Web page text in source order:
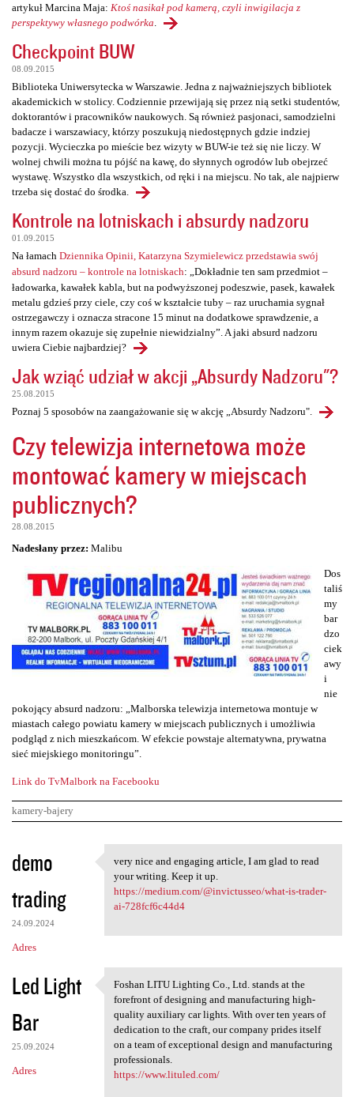
artykuł Marcina Maja: Ktoś nasikał pod kamerą, czyli inwigilacja z
perspektywy własnego podwórka
Checkpoint BUW
08.09.2015
Biblioteka Uniwersytecka w Warszawie. Jedna z najważniejszych bibliotek
akademickich w stolicy. Codziennie przewijają się przez nią setki studentów,
doktorantów i pracowników naukowych. Są również pasjonaci, samodzielni
badacze i warszawiacy, którzy poszukują niedostępnych gdzie indziej
pozycji. Wycieczka po mieście bez wizyty w BUW-ie też się nie liczy. W
wolnej chwili można tu pójść na kawę, do słynnych ogrodów lub obejrzeć
wystawę. Wszystko dla wszystkich, od ręki i na miejscu. No tak, ale najpierw
trzeba się dostać do środka.
Kontrole na lotniskach i absurdy nadzoru
01.09.2015
Na łamach Dziennika Opinii, Katarzyna Szymielewicz przedstawia swój
absurd nadzoru – kontrole na lotniskach: „Dokładnie ten sam przedmiot –
ładowarka, kawałek kabla, but na podwyższonej podeszwie, pasek, kawałek
metalu gdzieś przy ciele, czy coś w kształcie tuby – raz uruchamia sygnał
ostrzegawczy i oznacza stracone 15 minut na dodatkowe sprawdzenie, a
innym razem okazuje się zupełnie niewidzialny”. A jaki absurd nadzoru
uwiera Ciebie najbardziej?
Jak wziąć udział w akcji „Absurdy Nadzoru"?
25.08.2015
Poznaj 5 sposobów na zaangażowanie się w akcję „Absurdy Nadzoru".
Czy telewizja internetowa może
montować kamery w miejscach
publicznych?
28.08.2015
Nadesłany przez: Malibu
Dos
taliś
my
bar
dzo
ciek
awy
i
nie
pokojący absurd nadzoru: „Malborska telewizja internetowa montuje w
miastach całego powiatu kamery w miejscach publicznych i umożliwia
podgląd z nich mieszkańcom. W efekcie powstaje alternatywna, prywatna
sieć miejskiego monitoringu”.
Link do TvMalbork na Facebooku
kamery-bajery
K
o
m
e
n
a
r
z
e
demo
trading
24.09.2024
Adres
very nice and engaging
very nice and engaging article, I am glad to read
your writing. Keep it up.
https://medium.com/@invictusseo/what-is-trader-
ai-728fcf6c44d4
Led Light
Bar
25.09.2024
Adres
Foshan LITU Lighting Co., Ltd
Foshan LITU Lighting Co., Ltd. stands at the
forefront of designing and manufacturing high-
quality auxiliary car lights. With over ten years of
dedication to the craft, our company prides itself
on a team of exceptional design and manufacturing
professionals.
https://www.lituled.com/